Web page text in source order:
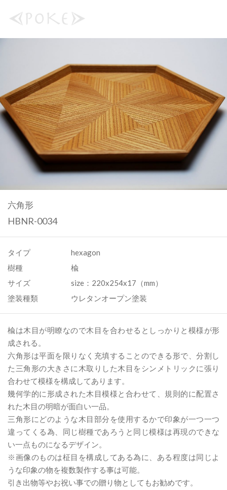
六角形
HBNR-0034
タイプ
hexagon
樹種
楡
サイズ
size：220x254x17（mm）
塗装種類
ウレタンオープン塗装
楡は木目が明瞭なので木目を合わせるとしっかりと模様が形
成される。
六角形は平面を限りなく充填することのできる形で、分割し
た三角形の大きさに木取りした木目をシンメトリックに張り
合わせて模様を構成してあります。
幾何学的に形成された木目模様と合わせて、規則的に配置さ
れた木目の明暗が面白い一品。
三角形にどのような木目部分を使用するかで印象が一つ一つ
違ってくる為、同じ樹種であろうと同じ模様は再現のできな
い一点ものになるデザイン。
※画像のものは柾目を構成してある為に、ある程度は同じよ
うな印象の物を複数製作する事は可能。
引き出物等やお祝い事での贈り物としてもお勧めです。